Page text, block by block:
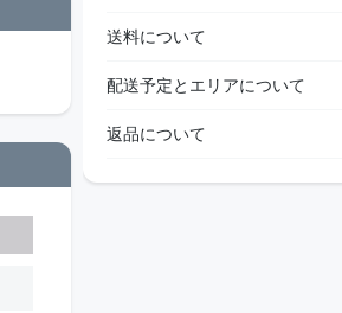
送料について
配送予定とエリアについて
返品について